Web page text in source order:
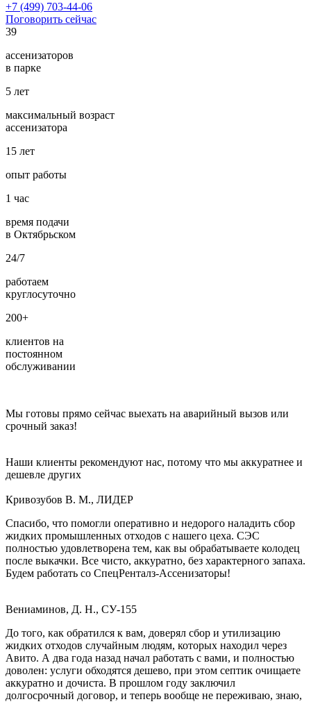
+7 (499) 703-44-06
Поговорить сейчас
39
ассенизаторов
в парке
5 лет
максимальный возраст
ассенизатора
15 лет
опыт работы
1 час
время подачи
в Октябрьском
24/7
работаем
круглосуточно
200+
клиентов на
постоянном
обслуживании
Мы готовы прямо сейчас выехать на аварийный вызов или
срочный заказ!
Наши клиенты рекомендуют нас, потому что мы аккуратнее и
дешевле других
Кривозубов В. М., ЛИДЕР
Спасибо, что помогли оперативно и недорого наладить сбор
жидких промышленных отходов с нашего цеха. СЭС
полностью удовлетворена тем, как вы обрабатываете колодец
после выкачки. Все чисто, аккуратно, без характерного запаха.
Будем работать со СпецРенталз-Ассенизаторы!
Вениаминов, Д. Н., СУ-155
До того, как обратился к вам, доверял сбор и утилизацию
жидких отходов случайным людям, которых находил через
Авито. А два года назад начал работать с вами, и полностью
доволен: услуги обходятся дешево, при этом септик очищаете
аккуратно и дочиста. В прошлом году заключил
долгосрочный договор, и теперь вообще не переживаю, знаю,